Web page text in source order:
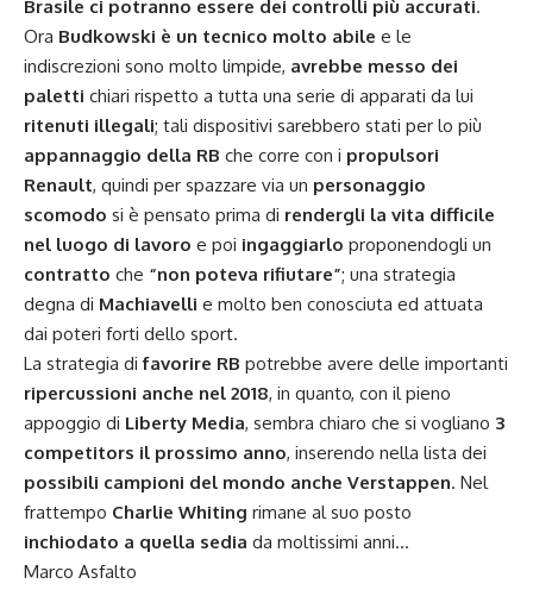
Brasile ci potranno essere dei controlli più accurati.
Ora Budkowski è un tecnico molto abile e le
indiscrezioni sono molto limpide, avrebbe messo dei
paletti chiari rispetto a tutta una serie di apparati da lui
ritenuti illegali; tali dispositivi sarebbero stati per lo più
appannaggio della RB che corre con i propulsori
Renault, quindi per spazzare via un personaggio
scomodo si è pensato prima di rendergli la vita difficile
nel luogo di lavoro e poi ingaggiarlo proponendogli un
contratto che “non poteva rifiutare”; una strategia
degna di Machiavelli e molto ben conosciuta ed attuata
dai poteri forti dello sport.
La strategia difavorire RB potrebbe avere delle importanti
ripercussioni anche nel 2018, in quanto, con il pieno
appoggio di Liberty Media, sembra chiaro che si vogliano 3
competitors il prossimo anno, inserendo nella lista dei
possibili campioni del mondo anche Verstappen. Nel
frattempo Charlie Whiting rimane al suo posto
inchiodato a quella sedia da moltissimi anni…
Marco Asfalto